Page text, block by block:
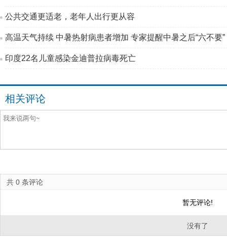
公共交通更适老，老年人出行更从容
高温天气持续 中暑热射病患者增加 专家提醒中暑之后“六不要”
印度22名儿童感染金迪普拉病毒死亡
相关评论
共 0 条评论
暂无评论!
没有了